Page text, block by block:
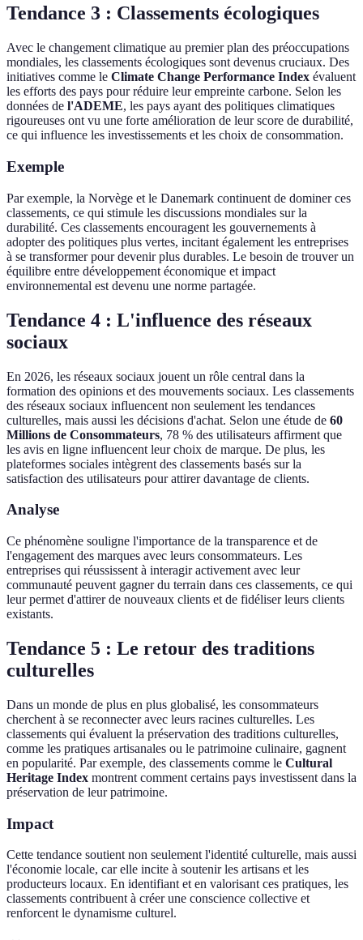
Tendance 3 : Classements écologiques
Avec le changement climatique au premier plan des préoccupations
mondiales, les classements écologiques sont devenus cruciaux. Des
initiatives comme le Climate Change Performance Index évaluent
les efforts des pays pour réduire leur empreinte carbone. Selon les
données de l'ADEME, les pays ayant des politiques climatiques
rigoureuses ont vu une forte amélioration de leur score de durabilité,
ce qui influence les investissements et les choix de consommation.
Exemple
Par exemple, la Norvège et le Danemark continuent de dominer ces
classements, ce qui stimule les discussions mondiales sur la
durabilité. Ces classements encouragent les gouvernements à
adopter des politiques plus vertes, incitant également les entreprises
à se transformer pour devenir plus durables. Le besoin de trouver un
équilibre entre développement économique et impact
environnemental est devenu une norme partagée.
Tendance 4 : L'influence des réseaux
sociaux
En 2026, les réseaux sociaux jouent un rôle central dans la
formation des opinions et des mouvements sociaux. Les classements
des réseaux sociaux influencent non seulement les tendances
culturelles, mais aussi les décisions d'achat. Selon une étude de 60
Millions de Consommateurs, 78 % des utilisateurs affirment que
les avis en ligne influencent leur choix de marque. De plus, les
plateformes sociales intègrent des classements basés sur la
satisfaction des utilisateurs pour attirer davantage de clients.
Analyse
Ce phénomène souligne l'importance de la transparence et de
l'engagement des marques avec leurs consommateurs. Les
entreprises qui réussissent à interagir activement avec leur
communauté peuvent gagner du terrain dans ces classements, ce qui
leur permet d'attirer de nouveaux clients et de fidéliser leurs clients
existants.
Tendance 5 : Le retour des traditions
culturelles
Dans un monde de plus en plus globalisé, les consommateurs
cherchent à se reconnecter avec leurs racines culturelles. Les
classements qui évaluent la préservation des traditions culturelles,
comme les pratiques artisanales ou le patrimoine culinaire, gagnent
en popularité. Par exemple, des classements comme le Cultural
Heritage Index montrent comment certains pays investissent dans la
préservation de leur patrimoine.
Impact
Cette tendance soutient non seulement l'identité culturelle, mais aussi
l'économie locale, car elle incite à soutenir les artisans et les
producteurs locaux. En identifiant et en valorisant ces pratiques, les
classements contribuent à créer une conscience collective et
renforcent le dynamisme culturel.